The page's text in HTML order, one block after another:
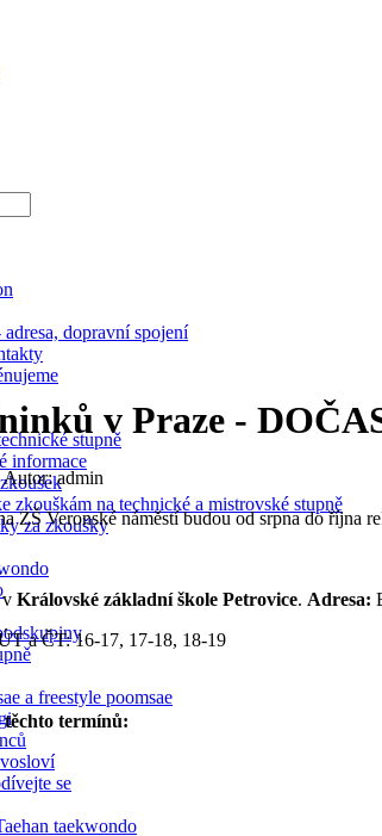
dopravní spojení
stupně
informace
zkouškám na technické a mistrovské stupně
za zkoušky
a freestyle poomsae
se
taekwondo
v Praze -
Autor: admin
ZŠ Veronské náměstí budou od srpna do října
v Královské základní škole Petrovice. Adresa:
a ČT: 16-17, 17-18, 18-19
těchto termínů: